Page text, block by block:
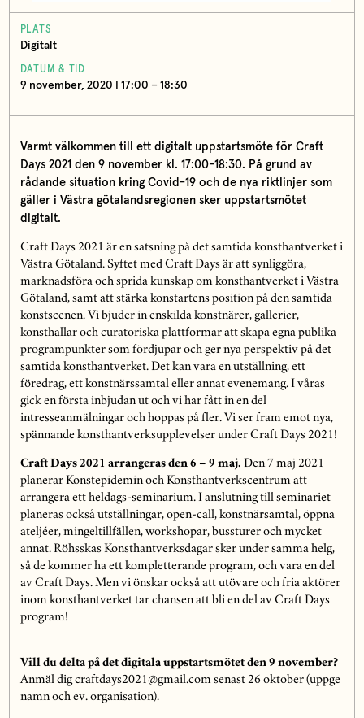
PLATS
Digitalt
DATUM & TID
9 november, 2020 | 17:00 – 18:30
Varmt välkommen till ett digitalt uppstartsmöte för Craft
Days 2021 den 9 november kl. 17:00-18:30. På grund av
rådande situation kring Covid-19 och de nya riktlinjer som
gäller i Västra götalandsregionen sker uppstartsmötet
digitalt.
Craft Days 2021 är en satsning på det samtida konsthantverket i
Västra Götaland. Syftet med Craft Days är att synliggöra,
marknadsföra och sprida kunskap om konsthantverket i Västra
Götaland, samt att stärka konstartens position på den samtida
konstscenen. Vi bjuder in enskilda konstnärer, gallerier,
konsthallar och curatoriska plattformar att skapa egna publika
programpunkter som fördjupar och ger nya perspektiv på det
samtida konsthantverket. Det kan vara en utställning, ett
föredrag, ett konstnärssamtal eller annat evenemang. I våras
gick en första inbjudan ut och vi har fått in en del
intresseanmälningar och hoppas på fler. Vi ser fram emot nya,
spännande konsthantverksupplevelser under Craft Days 2021!
Craft Days 2021 arrangeras den 6 – 9 maj. Den 7 maj 2021
planerar Konstepidemin och Konsthantverkscentrum att
arrangera ett heldags-seminarium. I anslutning till seminariet
planeras också utställningar, open-call, konstnärsamtal, öppna
ateljéer, mingeltillfällen, workshopar, bussturer och mycket
annat. Röhsskas Konsthantverksdagar sker under samma helg,
så de kommer ha ett kompletterande program, och vara en del
av Craft Days. Men vi önskar också att utövare och fria aktörer
inom konsthantverket tar chansen att bli en del av Craft Days
program!
Vill du delta på det digitala uppstartsmötet den 9 november?
Anmäl dig craftdays2021@gmail.com senast 26 oktober (uppge
namn och ev. organisation).